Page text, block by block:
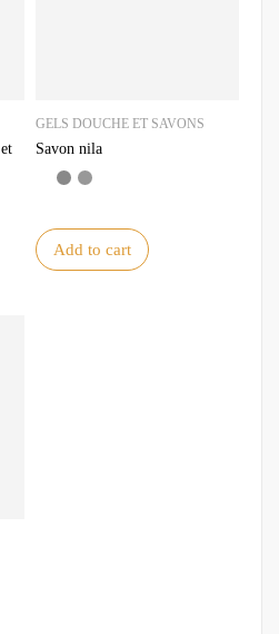
GELS DOUCHE ET SAVONS
Savon nila
Add to cart